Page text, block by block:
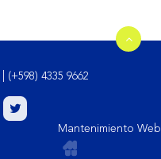
(+598) 4335 9662
Mantenimiento Web